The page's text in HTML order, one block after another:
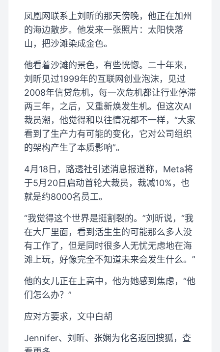
凤凰网联系上刘昕的那天傍晚，他正在加州
的海边散步。他发来一张照片：太阳快落
山，把沙滩染成金色。
他看着沙滩的景色，有些恍惚。二十年来，
刘昕见过1999年的互联网创业泡沫，见过
2008年信贷危机，每一次危机都让行业停滞
两三年，之后，又重新焕发生机。但这次AI
裁员潮，他觉得和以往情况都不一样，“大家
看到了生产力有可能的变化，它对公司组织
的架构产生了本质影响”。
4月18日，路透社引述消息报道称，Meta将
于5月20日启动首轮大裁员，裁减10%，也
就是约8000名员工。
“我觉得这个世界是挺割裂的。”刘昕说，“我
在大厂里面，看到活生生的可能那么多人没
有工作了，但是同时很多人无忧无虑地在海
滩上玩，好像完全不知道未来会发生什么。”
他的女儿正在上高中，他为她感到焦虑，“他
们怎么办？”
应对方要求，文中白胡
Jennifer、刘昕、张娴为化名返回搜狐，查